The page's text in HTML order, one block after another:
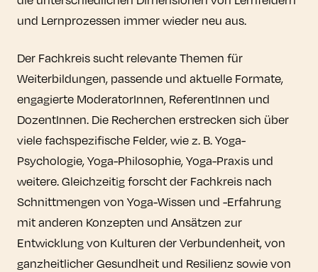
und Lernprozessen immer wieder neu aus.
Der Fachkreis sucht relevante Themen für
Weiterbildungen, passende und aktuelle Formate,
engagierte ModeratorInnen, ReferentInnen und
DozentInnen. Die Recherchen erstrecken sich über
viele fachspezifische Felder, wie z. B. Yoga-
Psychologie, Yoga-Philosophie, Yoga-Praxis und
weitere. Gleichzeitig forscht der Fachkreis nach
Schnittmengen von Yoga-Wissen und -Erfahrung
mit anderen Konzepten und Ansätzen zur
Entwicklung von Kulturen der Verbundenheit, von
ganzheitlicher Gesundheit und Resilienz sowie von